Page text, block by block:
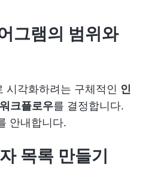
그램의 범위와
시각화하려는 구체적인 인
크플로우를 결정합니다.
안내합니다.
목록 만들기